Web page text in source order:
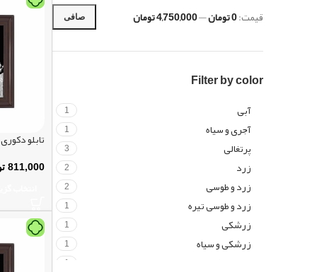
صافی قيمت:0 تومان —4,750,000 تومان
Filter by color
آبی 1
آجری و سیاه 1
پرتغالی 3
زرد 2
زرد و طوسی 2
زرد و طوسی تیره 1
زرشکی 1
زرشکی و سیاه 1
1
تابلو
811,000